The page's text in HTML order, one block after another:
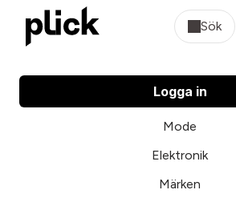
Sök
Logga in
Mode
Elektronik
Märken